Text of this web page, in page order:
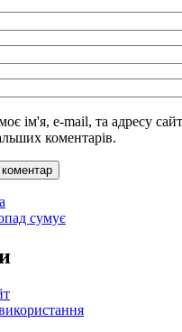
ім'я, e-mail, та адресу
коментарів.
сумує